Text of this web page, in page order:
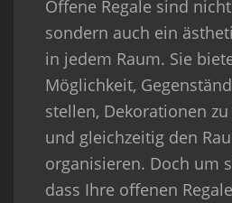
Offene Regale sind
sondern auch ein
in jedem Raum. Sie
Möglichkeit,
stellen, Dekorationen
und gleichzeitig den
organisieren. Doch um
dass Ihre offenen